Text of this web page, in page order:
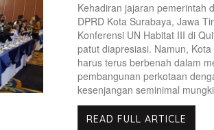
Kehadiran jajaran pemerintah
DPRD Kota Surabaya, Jawa
Konferensi UN Habitat III di
patut diapresiasi. Namun,
harus terus berbenah dalam
pembangunan perkotaan
kesenjangan seminimal
READ FULL ARTICLE